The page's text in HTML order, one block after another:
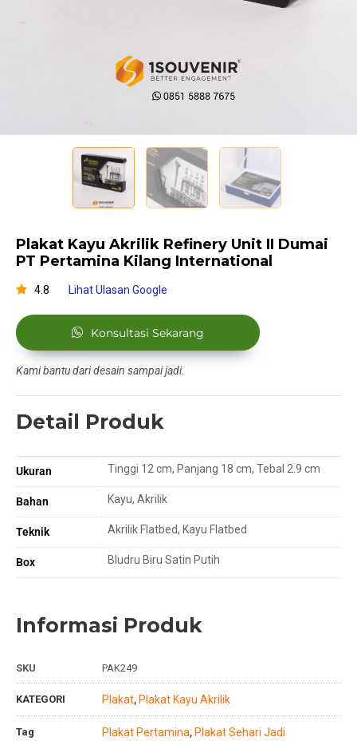
Plakat Kayu Akrilik Refinery Unit II Dumai
PT Pertamina Kilang International
4.8 Lihat Ulasan Google
Konsultasi Sekarang
Kami bantu dari desain sampai jadi.
Detail Produk
Ukuran Tinggi 12 cm, Panjang 18 cm, Tebal 2.9 cm
Bahan Kayu, Akrilik
Teknik Akrilik Flatbed, Kayu Flatbed
Box Bludru Biru Satin Putih
Informasi Produk
SKU PAK249
KATEGORI Plakat, Plakat Kayu Akrilik
Tag Plakat Pertamina, Plakat Sehari Jadi